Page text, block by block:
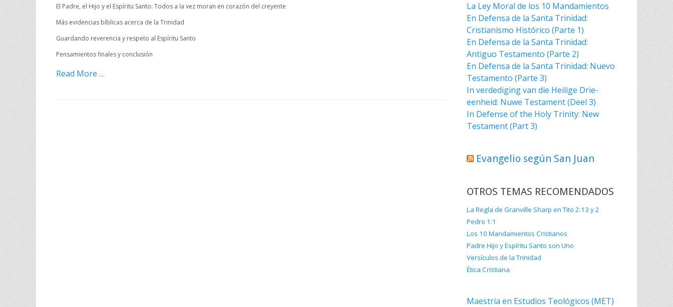
El Padre, el Hijo y el Espíritu Santo: Todos a la vez moran en corazón del creyente
Más evidencias bíblicas acerca de la Trinidad
Guardando reverencia y respeto al Espíritu Santo
Pensamientos finales y conclusión
Read More …
La Ley Moral de los 10 Mandamientos
En Defensa de la Santa Trinidad:
Cristianismo Histórico (Parte 1)
En Defensa de la Santa Trinidad:
Antiguo Testamento (Parte 2)
En Defensa de la Santa Trinidad: Nuevo
Testamento (Parte 3)
In verdediging van die Heilige Drie-
eenheid: Nuwe Testament (Deel 3)
In Defense of the Holy Trinity: New
Testament (Part 3)
Evangelio según San Juan
OTROS TEMAS RECOMENDADOS
La Regla de Granville Sharp en Tito 2:13 y 2
Pedro 1:1
Los 10 Mandamientos Cristianos
Padre Hijo y Espíritu Santo son Uno
Versículos de la Trinidad
Ética Cristiana
Maestría en Estudios Teológicos (MET)